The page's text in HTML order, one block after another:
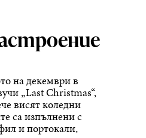
на декември в
„Last Christmas“,
висят коледни
са изпълнени с
и портокали,